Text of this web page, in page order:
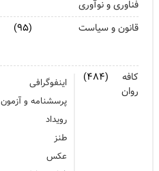
فناوری و نوآوری
قانون و سیاست
(۹۵)
کافه
روان
(۴۸۴) اینفوگرافی
پرسشنامه و آزمون
رویداد
طنز
عکس